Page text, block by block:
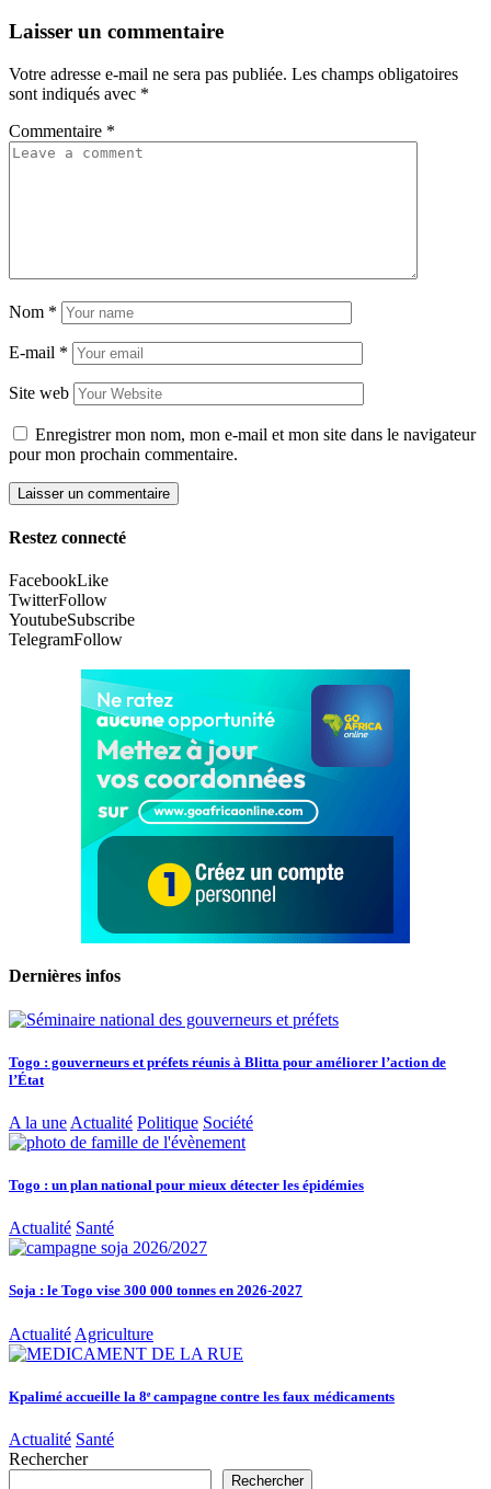
Laisser un commentaire
Votre adresse e-mail ne sera pas publiée. Les champs obligatoires
sont indiqués avec *
Commentaire *
Nom *
E-mail *
Site web
Enregistrer mon nom, mon e-mail et mon site dans le navigateur
pour mon prochain commentaire.
Restez connecté
FacebookLike
TwitterFollow
YoutubeSubscribe
TelegramFollow
Dernières infos
Togo : gouverneurs et préfets réunis à Blitta pour améliorer l’action de
l’État
A la une Actualité Politique Société
Togo : un plan national pour mieux détecter les épidémies
Actualité Santé
Soja : le Togo vise 300 000 tonnes en 2026-2027
Actualité Agriculture
Kpalimé accueille la 8ᵉ campagne contre les faux médicaments
Actualité Santé
Rechercher
Rechercher